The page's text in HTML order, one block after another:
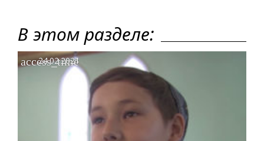
В этом разделе:
access_time
24.02.2021